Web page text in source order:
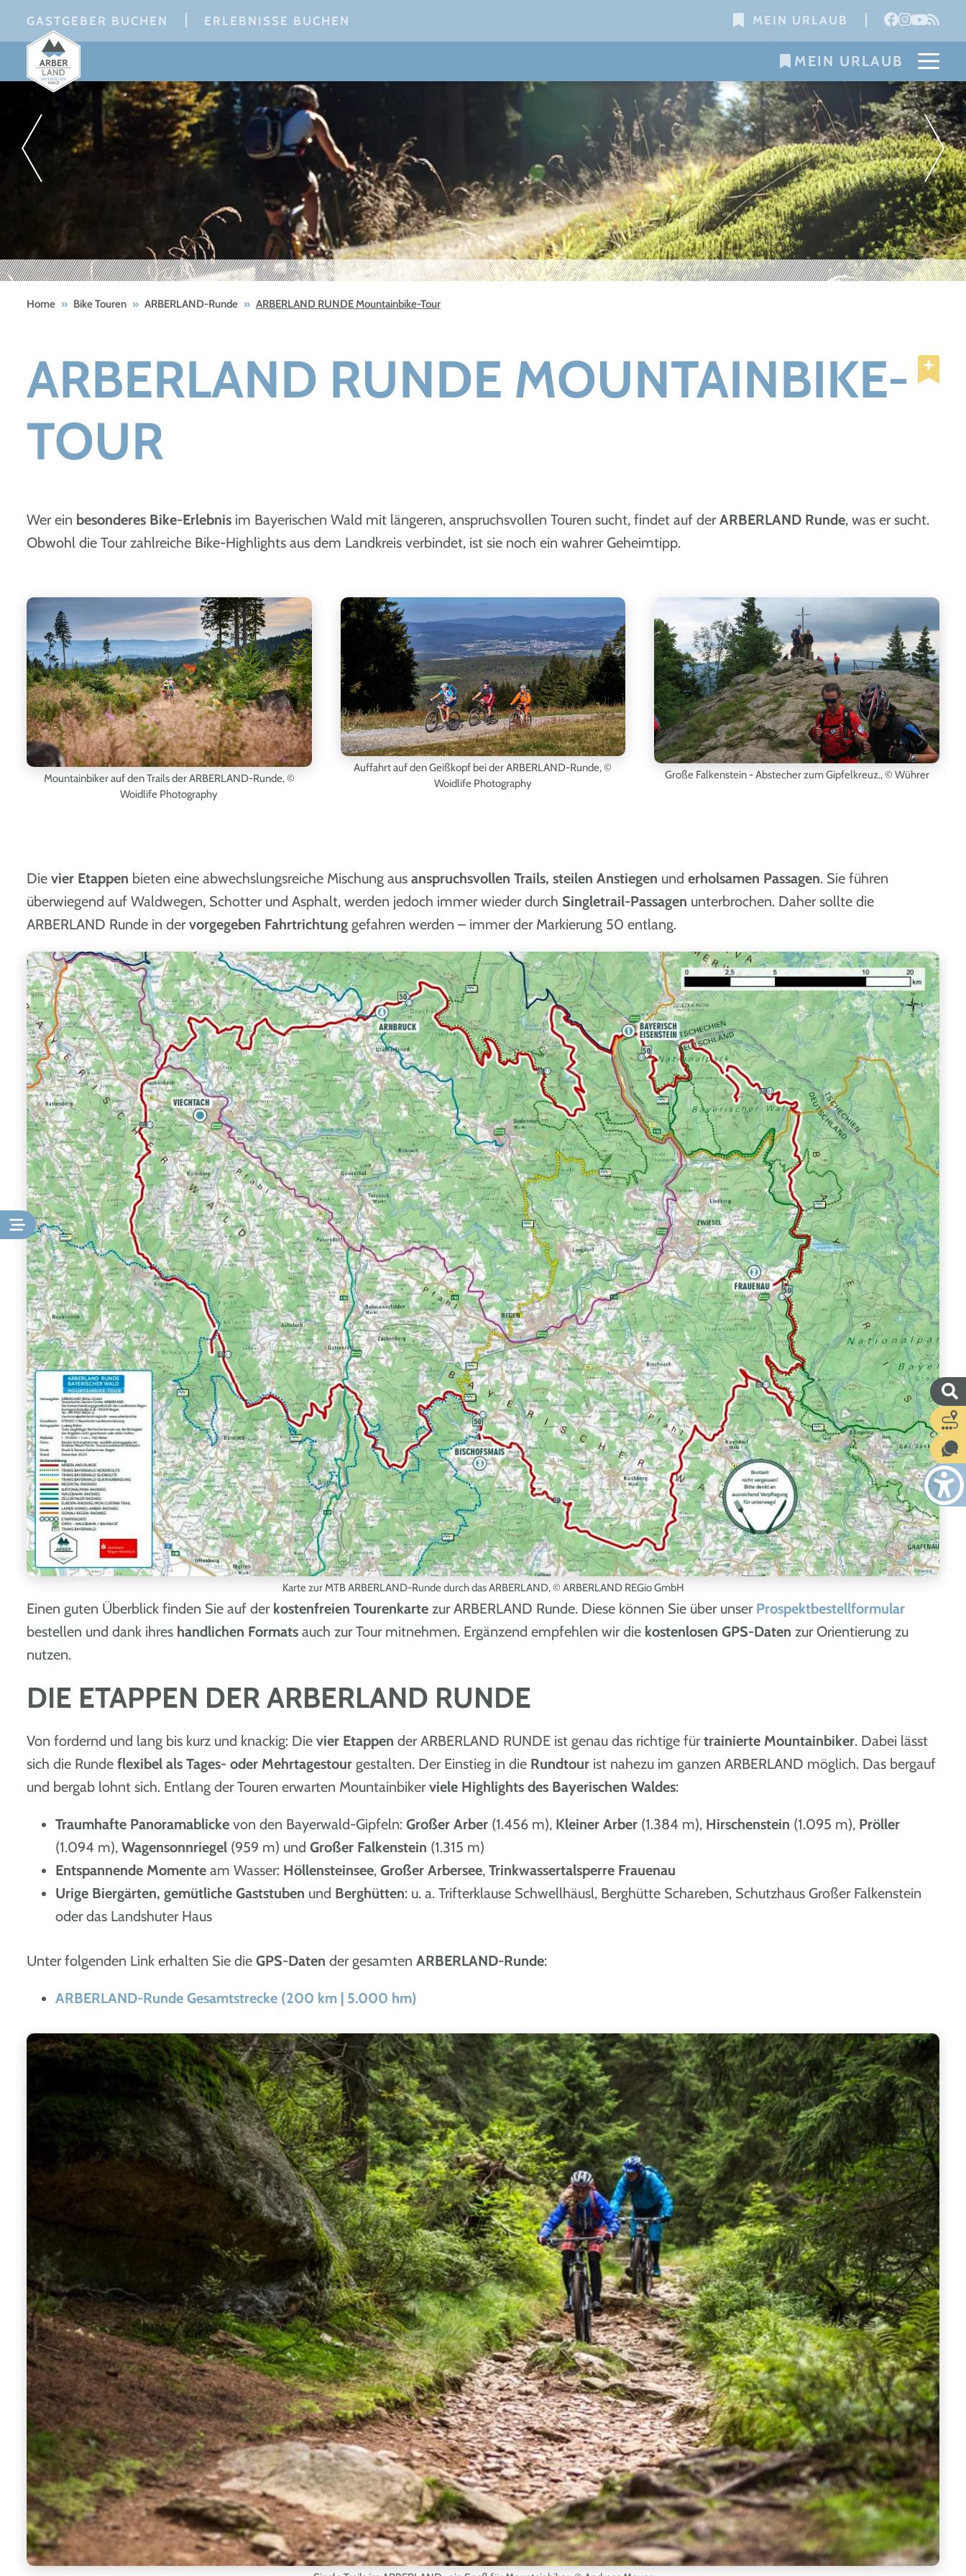
content
GASTGEBER BUCHEN ERLEBNISSE BUCHEN MEIN URLAUB
MEIN URLAUB
Home » Bike Touren » ARBERLAND-Runde » ARBERLAND RUNDE Mountainbike-Tour
ARBERLAND RUNDE MOUNTAINBIKE-
TOUR
Wer ein besonderes Bike-Erlebnis im Bayerischen Wald mit längeren, anspruchsvollen Touren sucht, findet auf derARBERLAND Runde, was er sucht.
Obwohl die Tour zahlreiche Bike-Highlights aus dem Landkreis verbindet, ist sie noch ein wahrer Geheimtipp.
Mountainbiker auf den Trails der ARBERLAND-Runde,©
Woidlife Photography
Auffahrt auf den Geißkopf bei der ARBERLAND-Runde,©
Woidlife Photography
Große Falkenstein - Abstecher zum Gipfelkreuz.,© Wührer
Die vier Etappen bieten eine abwechslungsreiche Mischung aus anspruchsvollen Trails, steilen Anstiegen und erholsamen Passagen. Sie führen
überwiegend auf Waldwegen, Schotter und Asphalt, werden jedoch immer wieder durch Singletrail-Passagen unterbrochen. Daher sollte die
ARBERLAND Runde in dervorgegeben Fahrtrichtung gefahren werden – immer der Markierung 50 entlang.
Karte zur MTB ARBERLAND-Runde durch das ARBERLAND,© ARBERLAND REGio GmbH
Einen guten Überblick finden Sie auf der kostenfreien Tourenkarte zur ARBERLAND Runde. Diese können Sie über unser Prospektbestellformular
bestellen und dank ihres handlichen Formats auch zur Tour mitnehmen. Ergänzend empfehlen wir die kostenlosen GPS-Daten zur Orientierung zu
nutzen.
DIE ETAPPEN DER ARBERLAND RUNDE
Von fordernd und lang bis kurz und knackig: Die vier Etappen der ARBERLAND RUNDE ist genau das richtige fürtrainierte Mountainbiker. Dabei lässt
sich die Runde flexibel als Tages- oder Mehrtagestour gestalten. Der Einstieg in die Rundtour ist nahezu im ganzen ARBERLAND möglich. Das bergauf
und bergab lohnt sich. Entlang der Touren erwarten Mountainbikerviele Highlights des Bayerischen Waldes:
Traumhafte Panoramablicke von den Bayerwald-Gipfeln: Großer Arber (1.456 m), Kleiner Arber (1.384 m), Hirschenstein (1.095 m), Pröller
(1.094 m), Wagensonnriegel (959 m) und Großer Falkenstein (1.315 m)
Entspannende Momente am Wasser: Höllensteinsee, Großer Arbersee, Trinkwassertalsperre Frauenau
Urige Biergärten, gemütliche Gaststuben und Berghütten: u. a. Trifterklause Schwellhäusl, Berghütte Schareben, Schutzhaus Großer Falkenstein
oder das Landshuter Haus
Unter folgenden Link erhalten Sie die GPS-Daten der gesamten ARBERLAND-Runde:
ARBERLAND-Runde Gesamtstrecke (200 km | 5.000 hm)